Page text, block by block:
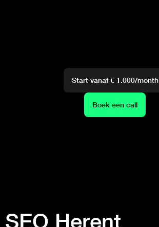
Boek een call
Start vanaf € 1.000/month
SEO Herent